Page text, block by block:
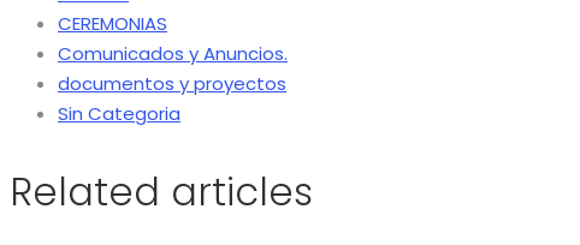
CEREMONIAS
Comunicados y Anuncios.
documentos y proyectos
Sin Categoria
Related articles